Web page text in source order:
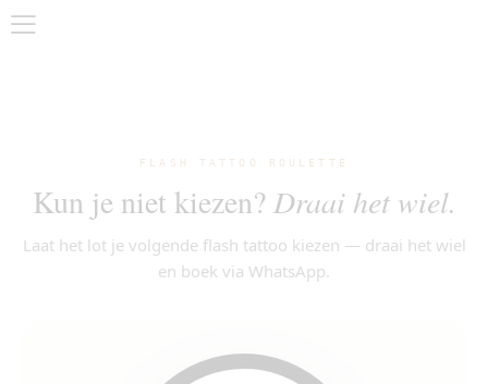
FLASH TATTOO ROULETTE
Kun je niet kiezen?Draai het wiel.
Laat het lot je volgende flash tattoo kiezen — draai het wiel
en boek via WhatsApp.